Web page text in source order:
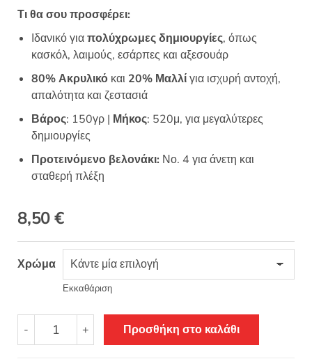
Τι θα σου προσφέρει:
Ιδανικό γιαπολύχρωμες δημιουργίες, όπως
κασκόλ, λαιμούς, εσάρπες και αξεσουάρ
80% Ακρυλικό και 20% Μαλλίγια ισχυρή αντοχή,
απαλότητα και ζεστασιά
Βάρος: 150γρ | Μήκος: 520μ, για μεγαλύτερες
δημιουργίες
Προτεινόμενο βελονάκι: Νο. 4 για άνετη και
σταθερή πλέξη
8,50€
Χρώμα
Εκκαθάριση
-
Revelation
+ Προσθήκη στο καλάθι